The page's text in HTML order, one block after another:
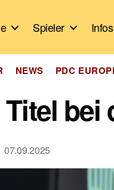
Spieler
Kategorien
NEWS PDC
bei
07.09.2025